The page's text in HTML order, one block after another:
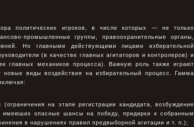
политических игроков, в числе которых — не только
промышленные группы, правоохранительные органы,
Но главными действующими лицами избирательной
(в качестве главных агитаторов и контролеров) и
главных механиков процесса). Важную роль также играют
новые виды воздействия на избирательный процесс. Гамма
на этапе регистрации кандидата, возбуждение
имеюших опасные шансы на победу, придирки к собранным
в нарушениях правил предвыборной агитации и т. п.);